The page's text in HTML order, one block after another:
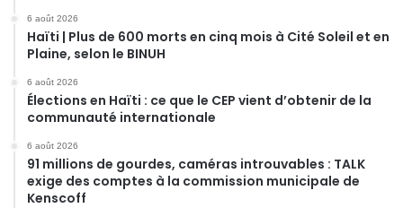
6 août 2026
Haïti | Plus de 600 morts en cinq mois à Cité Soleil et en
Plaine, selon le BINUH
6 août 2026
Élections en Haïti : ce que le CEP vient d’obtenir de la
communauté internationale
6 août 2026
91 millions de gourdes, caméras introuvables : TALK
exige des comptes à la commission municipale de
Kenscoff